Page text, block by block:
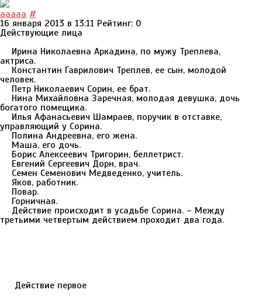
aaaaa #
16 января 2013 в 13:11 Рейтинг: 0
Действующие лица
Ирина Николаевна Аркадина, по мужу Треплева,
актриса.
Константин Гаврилович Треплев, ее сын, молодой
человек.
Петр Николаевич Сорин, ее брат.
Нина Михайловна Заречная, молодая девушка, дочь
богатого помещика.
Илья Афанасьевич Шамраев, поручик в отставке,
управляющий у Сорина.
Полина Андреевна, его жена.
Маша, его дочь.
Борис Алексеевич Тригорин, беллетрист.
Евгений Сергеевич Дорн, врач.
Семен Семенович Медведенко, учитель.
Яков, работник.
Повар.
Горничная.
Действие происходит в усадьбе Сорина. – Между
третьими четвертым действием проходит два года.
Действие первое